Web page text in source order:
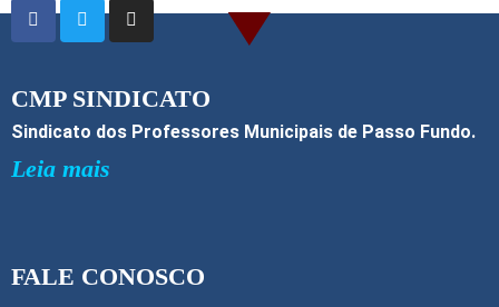
o
o
k
CMP SINDICATO
Sindicato dos Professores Municipais de Passo Fundo.
Leia mais
FALE CONOSCO